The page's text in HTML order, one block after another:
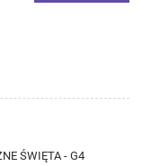
ŚWIĘTA - G4